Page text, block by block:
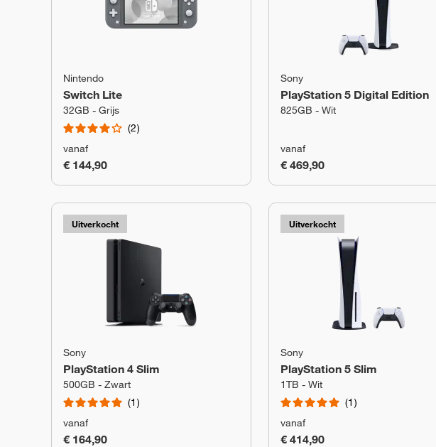
Nintendo
Switch Lite
32GB - Grijs
2
vanaf
€ 144,90
Sony
PlayStation 5 Digital Edition
825GB - Wit
vanaf
€ 469,90
Uitverkocht
Sony
PlayStation 4 Slim
500GB - Zwart
1
vanaf
€ 164,90
Uitverkocht
Sony
PlayStation 5 Slim
1TB - Wit
1
vanaf
€ 414,90